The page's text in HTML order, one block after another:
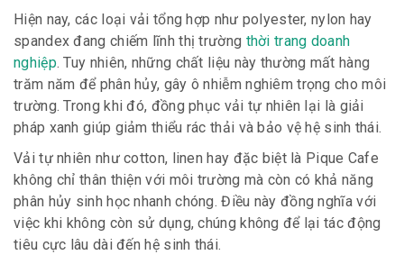
Hiện nay, các loại vải tổng hợp như polyester, nylon hay
spandex đang chiếm lĩnh thị trường thời trang doanh
nghiệp. Tuy nhiên, những chất liệu này thường mất hàng
trăm năm để phân hủy, gây ô nhiễm nghiêm trọng cho môi
trường. Trong khi đó, đồng phục vải tự nhiên lại là giải
pháp xanh giúp giảm thiểu rác thải và bảo vệ hệ sinh thái.
Vải tự nhiên như cotton, linen hay đặc biệt là Pique Cafe
không chỉ thân thiện với môi trường mà còn có khả năng
phân hủy sinh học nhanh chóng. Điều này đồng nghĩa với
việc khi không còn sử dụng, chúng không để lại tác động
tiêu cực lâu dài đến hệ sinh thái.